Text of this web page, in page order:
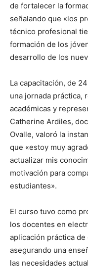
de fortalecer la
señalando que «los
técnico profesional
formación de los
desarrollo de los
La capacitación, de
una jornada práctica,
académicas y
Catherine Ardiles,
Ovalle, valoró la
que «estoy muy
actualizar mis
motivación para
estudiantes».
El curso tuvo como
los docentes en
aplicación práctica
asegurando una
las necesidades